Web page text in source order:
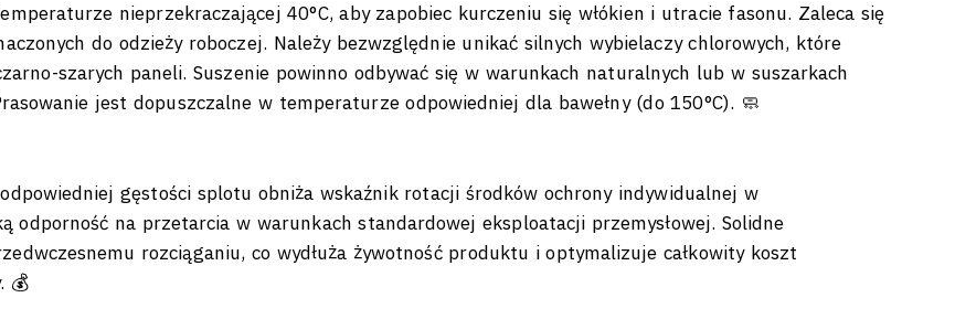
nieprzekraczającej 40°C, aby zapobiec kurczeniu się włókien i utracie fasonu. Zaleca się
do odzieży roboczej. Należy bezwzględnie unikać silnych wybielaczy chlorowych, które
szarych paneli. Suszenie powinno odbywać się w warunkach naturalnych lub w suszarkach
jest dopuszczalne w temperaturze odpowiedniej dla bawełny (do 150°C). 🧼
gęstości splotu obniża wskaźnik rotacji środków ochrony indywidualnej w
odporność na przetarcia w warunkach standardowej eksploatacji przemysłowej. Solidne
rozciąganiu, co wydłuża żywotność produktu i optymalizuje całkowity koszt
💰